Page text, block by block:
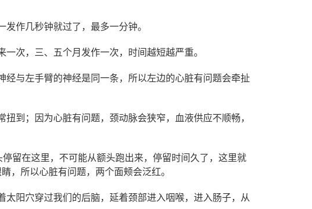
作几秒钟就过了，最多一分钟。
次，三、五个月发作一次，时间越短越严重。
与左手臂的神经是同一条，所以左边的心脏有问题会牵扯
到；因为心脏有问题，颈动脉会狭窄，血液供应不顺畅，
留在这里，不可能从额头跑出来，停留时间久了，这里就
，所以心脏有问题，两个面颊会泛红。
阳穴穿过我们的后脑，延着颈部进入咽喉，进入肠子，从